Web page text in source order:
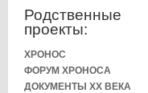
Родственные
проекты:
ХРОНОС
ФОРУМ ХРОНОСА
ДОКУМЕНТЫ XX ВЕКА